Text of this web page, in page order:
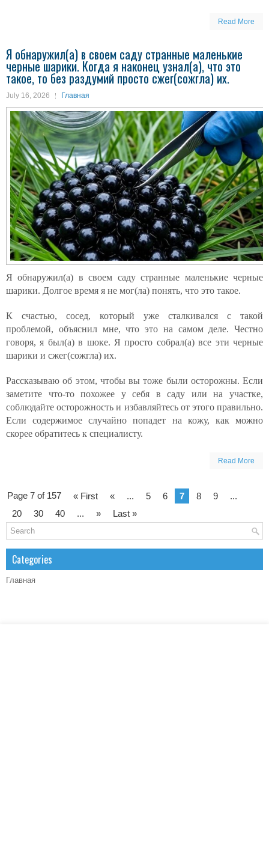
Read More
Я обнаружил(а) в своем саду странные маленькие
черные шарики. Когда я наконец узнал(а), что это
такое, то без раздумий просто сжег(сожгла) их.
July 16, 2026 Главная
Я обнаружил(а) в своем саду странные маленькие черные
шарики. Долгое время я не мог(ла) понять, что это такое.
К счастью, сосед, который уже сталкивался с такой
проблемой, объяснил мне, что это на самом деле. Честно
говоря, я был(а) в шоке. Я просто собрал(а) все эти черные
шарики и сжег(сожгла) их.
Рассказываю об этом, чтобы вы тоже были осторожны. Если
заметите что-то похожее у себя в саду или на участке,
соблюдайте осторожность и избавляйтесь от этого правильно.
Если содержимое случайно попадет на кожу, как можно
скорее обратитесь к специалисту.
Read More
Page 7 of 157 « First « ... 5 6 7 8 9
...
20
30 40 ... » Last »
Categories
Главная